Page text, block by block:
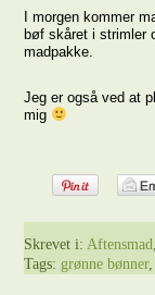
I morgen kommer
bøf skåret i strimler
madpakke.
Jeg er også ved at
mig
Skrevet i:Aftensmad
Tags: grønne bønner